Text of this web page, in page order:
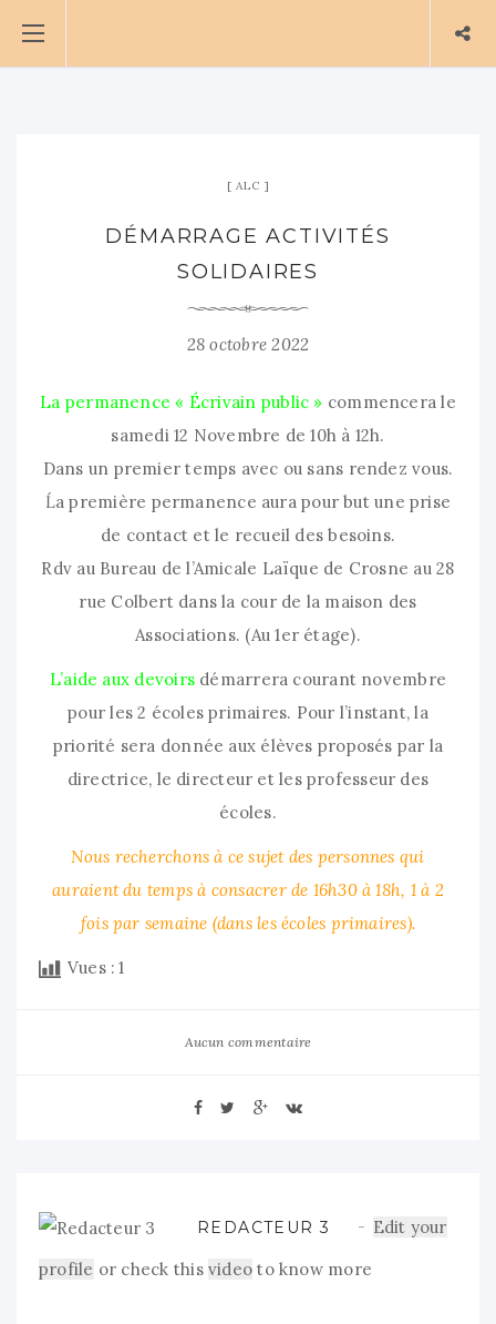
ALC
DÉMARRAGE ACTIVITÉS
SOLIDAIRES
28 octobre 2022
La permanence « Écrivain public » commencera le
samedi 12 Novembre de 10h à 12h.
Dans un premier temps avec ou sans rendez vous.
Ĺa première permanence aura pour but une prise
de contact et le recueil des besoins.
Rdv au Bureau de l’Amicale Laïque de Crosne au 28
rue Colbert dans la cour de la maison des
Associations. (Au 1er étage).
L’aide aux devoirsdémarrera courant novembre
pour les 2 écoles primaires. Pour l’instant, la
priorité sera donnée aux élèves proposés par la
directrice, le directeur et les professeur des
écoles.
Nous recherchons à ce sujet des personnes qui
auraient du temps à consacrer de 16h30 à 18h, 1 à 2
fois par semaine (dans les écoles primaires).
Vues : 1
Aucun commentaire
REDACTEUR 3
Edit your
profile or check this video to know more